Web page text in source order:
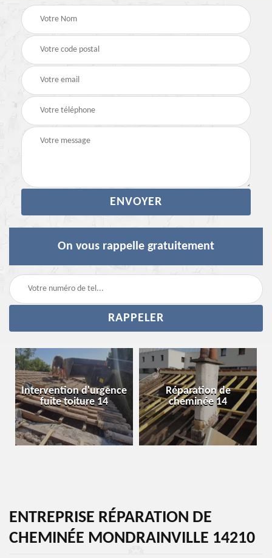
On vous rappelle gratuitement
Intervention d'urgence
fuite toiture 14
Réparation de
cheminée 14
ENTREPRISE RÉPARATION DE
CHEMINÉE MONDRAINVILLE 14210